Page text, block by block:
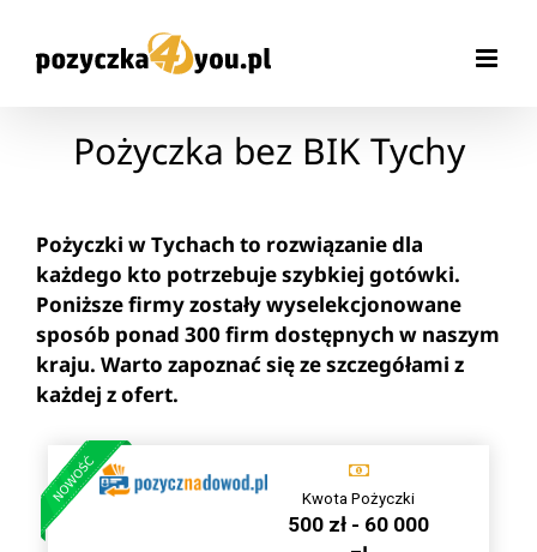
zawartości
Pożyczka bez BIK Tychy
Pożyczki w Tychach to rozwiązanie dla
każdego kto potrzebuje szybkiej gotówki.
Poniższe firmy zostały wyselekcjonowane
sposób ponad 300 firm dostępnych w naszym
kraju. Warto zapoznać się ze szczegółami z
każdej z ofert.
Kwota Pożyczki
500 zł - 60 000